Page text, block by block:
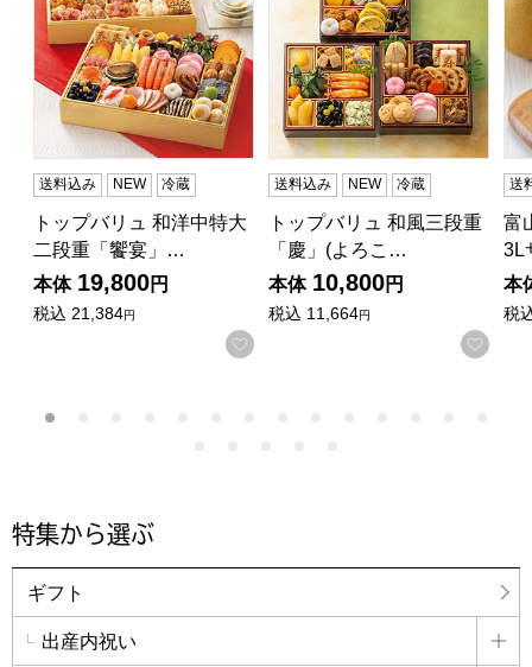
送料込み NEW 冷蔵
トップバリュ 和洋中特大
二段重「饗宴」…
本体 19,800円
税込 21,384円
お気に入りに登録する
送料込み NEW 冷蔵
トップバリュ 和風三段重
「慶」(よろこ…
本体 10,800円
税込 11,664円
お気
送
富
3L
本
税
特集から選ぶ
ギフト
出産内祝い 詳